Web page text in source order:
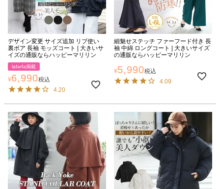
デザイン変更 サイズ追加 リブ使い
裏ボア 長袖 モッズコート | 大きいサ
イズの通販ならハッピーマリリン
lafarfa掲載
¥6,990税込
4.20
細魅せステッチ ファーフード付き 長
袖 中綿 ロングコート | 大きいサイズ
の通販ならハッピーマリリン
¥5,990税込
4.09